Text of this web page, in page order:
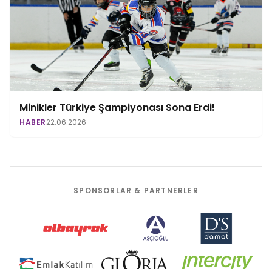
Minikler Türkiye Şampiyonası Sona Erdi!
HABER22.06.2026
SPONSORLAR & PARTNERLER